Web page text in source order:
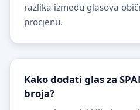
razlika između glasova
procjenu.
Kako dodati glas za
broja?